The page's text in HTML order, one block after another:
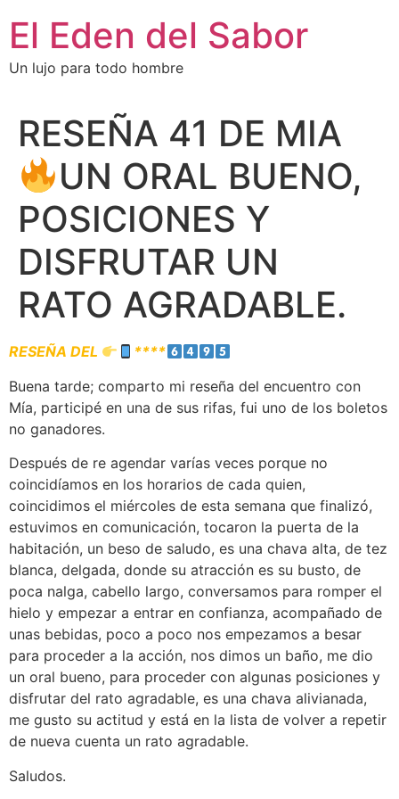
El Eden del Sabor
Un lujo para todo hombre
RESEÑA 41 DE MIA
UN ORAL BUENO,
POSICIONES Y
DISFRUTAR UN
RATO AGRADABLE.
RESEÑA DEL
****
Buena tarde; comparto mi reseña del encuentro con
Mía, participé en una de sus rifas, fui uno de los boletos
no ganadores.
Después de re agendar varías veces porque no
coincidíamos en los horarios de cada quien,
coincidimos el miércoles de esta semana que finalizó,
estuvimos en comunicación, tocaron la puerta de la
habitación, un beso de saludo, es una chava alta, de tez
blanca, delgada, donde su atracción es su busto, de
poca nalga, cabello largo, conversamos para romper el
hielo y empezar a entrar en confianza, acompañado de
unas bebidas, poco a poco nos empezamos a besar
para proceder a la acción, nos dimos un baño, me dio
un oral bueno, para proceder con algunas posiciones y
disfrutar del rato agradable, es una chava alivianada,
me gusto su actitud y está en la lista de volver a repetir
de nueva cuenta un rato agradable.
Saludos.